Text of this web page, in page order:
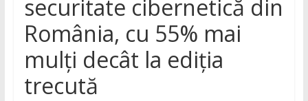
securitate cibernetică din
România, cu 55% mai
mulți decât la ediția
trecută